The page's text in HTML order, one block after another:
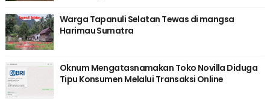
Warga Tapanuli Selatan Tewas di mangsa
Harimau Sumatra
Oknum Mengatasnamakan Toko Novilla Diduga
Tipu Konsumen Melalui Transaksi Online